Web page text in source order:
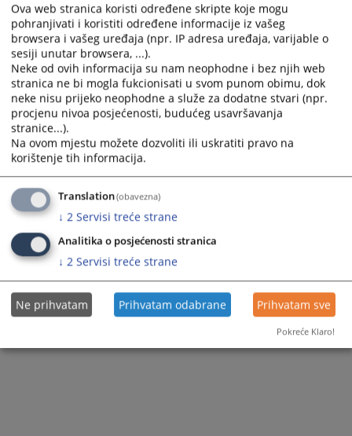
Ova web stranica koristi određene skripte koje mogu
pohranjivati i koristiti određene informacije iz vašeg
browsera i vašeg uređaja (npr. IP adresa uređaja, varijable o
sesiji unutar browsera, ...).
Neke od ovih informacija su nam neophodne i bez njih web
stranica ne bi mogla fukcionisati u svom punom obimu, dok
neke nisu prijeko neophodne a služe za dodatne stvari (npr.
procjenu nivoa posjećenosti, budućeg usavršavanja
stranice...).
Na ovom mjestu možete dozvoliti ili uskratiti pravo na
korištenje tih informacija.
Translation(obavezna)
↓ 2 Servisi treće strane
Analitika o posjećenosti stranica
↓ 2 Servisi treće strane
Ne prihvatam Prihvatam odabrane Prihvatam sve
Pokreće Klaro!